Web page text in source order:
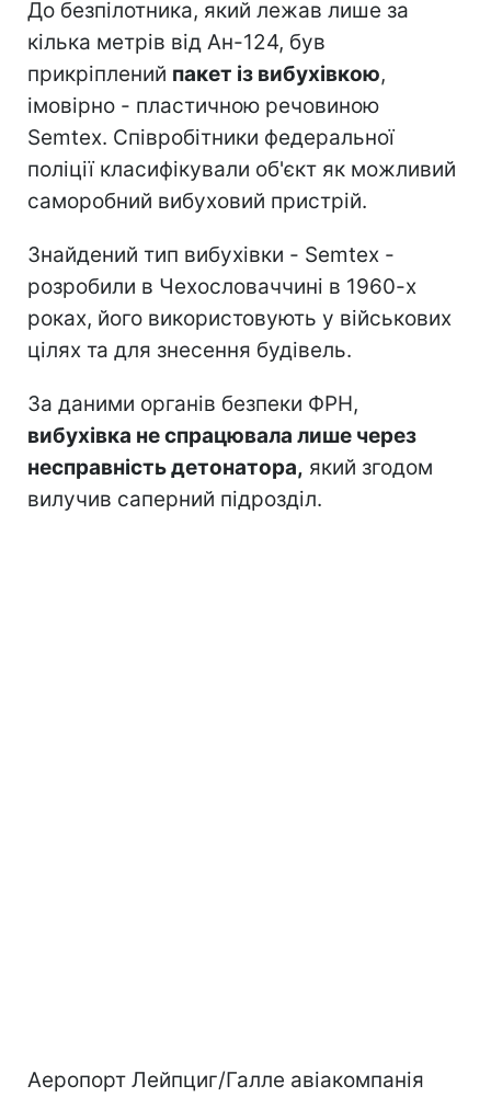
До безпілотника, який лежав лише за
кілька метрів від Ан-124, був
прикріплений пакет із вибухівкою,
імовірно - пластичною речовиною
Semtex. Співробітники федеральної
поліції класифікували об'єкт як можливий
саморобний вибуховий пристрій.
Знайдений тип вибухівки - Semtex -
розробили в Чехословаччині в 1960-х
роках, його використовують у військових
цілях та для знесення будівель.
За даними органів безпеки ФРН,
вибухівка не спрацювала лише через
несправність детонатора, який згодом
вилучив саперний підрозділ.
Аеропорт Лейпциг/Галле авіакомпанія